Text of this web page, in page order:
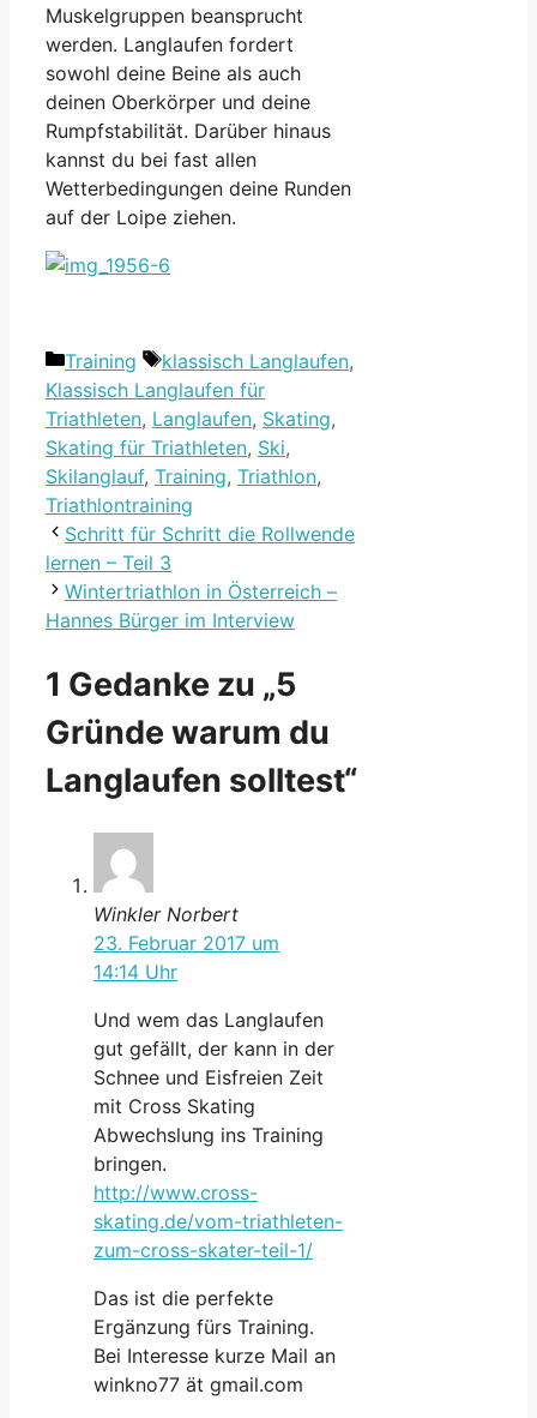
Muskelgruppen beansprucht
werden. Langlaufen fordert
sowohl deine Beine als auch
deinen Oberkörper und deine
Rumpfstabilität. Darüber hinaus
kannst du bei fast allen
Wetterbedingungen deine Runden
auf der Loipe ziehen.
Kategorien
Training Schlagwörter
klassisch Langlaufen,
Klassisch Langlaufen für
Triathleten, Langlaufen, Skating,
Skating für Triathleten, Ski,
Skilanglauf, Training, Triathlon,
Triathlontraining
Schritt für Schritt die Rollwende
lernen – Teil 3
Wintertriathlon in Österreich –
Hannes Bürger im Interview
1 Gedanke zu „5
Gründe warum du
Langlaufen solltest“
Winkler Norbert
23. Februar 2017 um
14:14 Uhr
Und wem das Langlaufen
gut gefällt, der kann in der
Schnee und Eisfreien Zeit
mit Cross Skating
Abwechslung ins Training
bringen.
http://www.cross-
skating.de/vom-triathleten-
zum-cross-skater-teil-1/
Das ist die perfekte
Ergänzung fürs Training.
Bei Interesse kurze Mail an
winkno77 ät gmail.com